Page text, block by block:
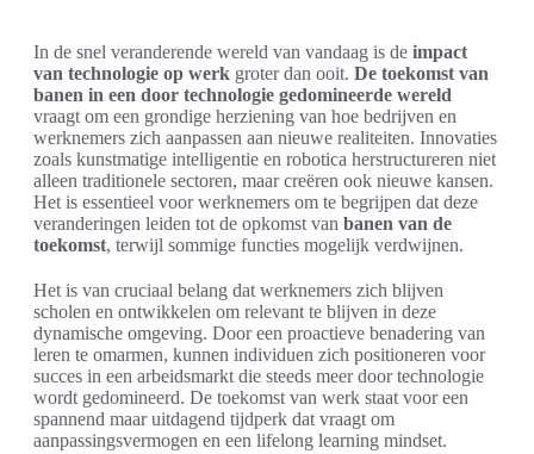
In de snel veranderende wereld van vandaag is de impact
van technologie op werk groter dan ooit. De toekomst van
banen in een door technologie gedomineerde wereld
vraagt om een grondige herziening van hoe bedrijven en
werknemers zich aanpassen aan nieuwe realiteiten. Innovaties
zoals kunstmatige intelligentie en robotica herstructureren niet
alleen traditionele sectoren, maar creëren ook nieuwe kansen.
Het is essentieel voor werknemers om te begrijpen dat deze
veranderingen leiden tot de opkomst van banen van de
toekomst, terwijl sommige functies mogelijk verdwijnen.
Het is van cruciaal belang dat werknemers zich blijven
scholen en ontwikkelen om relevant te blijven in deze
dynamische omgeving. Door een proactieve benadering van
leren te omarmen, kunnen individuen zich positioneren voor
succes in een arbeidsmarkt die steeds meer door technologie
wordt gedomineerd. De toekomst van werk staat voor een
spannend maar uitdagend tijdperk dat vraagt om
aanpassingsvermogen en een lifelong learning mindset.